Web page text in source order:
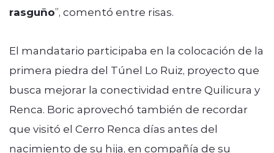
rasguño”, comentó entre risas.
El mandatario participaba en la colocación de la
primera piedra del Túnel Lo Ruiz, proyecto que
busca mejorar la conectividad entre Quilicura y
Renca. Boric aprovechó también de recordar
que visitó el Cerro Renca días antes del
nacimiento de su hija, en compañía de su